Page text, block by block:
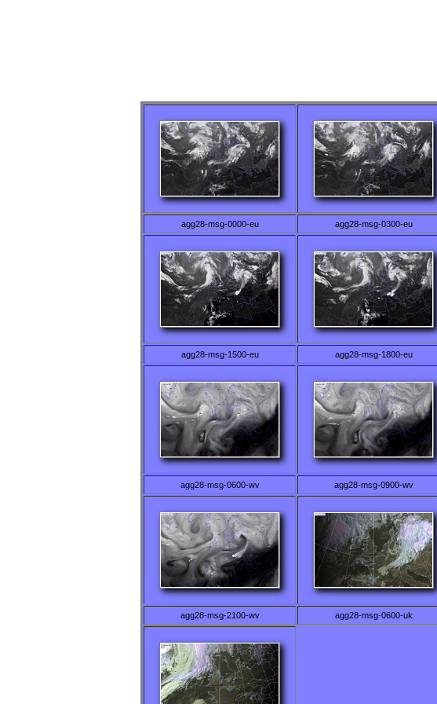
agg28-msg-0000-eu agg28-msg-0300-eu
agg28-msg-1500-eu agg28-msg-1800-eu
agg28-msg-0600-wv agg28-msg-0900-wv
agg28-msg-2100-wv agg28-msg-0600-uk